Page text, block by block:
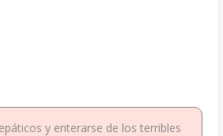
y enterarse de los terribles